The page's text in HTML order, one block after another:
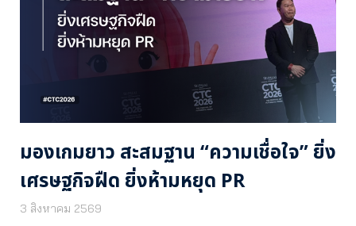
มองเกมยาว สะสมฐาน “ความเชื่อใจ” ยิ่ง
เศรษฐกิจฝืด ยิ่งห้ามหยุด PR
3 สิงหาคม 2569